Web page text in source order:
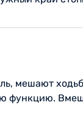
мешают